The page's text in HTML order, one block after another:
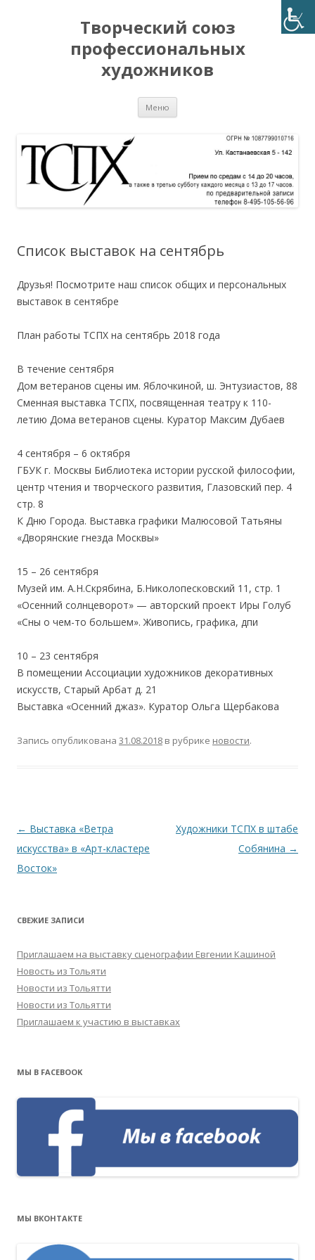
Творческий союз
профессиональных
художников
Меню
Список выставок на сентябрь
Друзья! Посмотрите наш список общих и персональных
выставок в сентябре
План работы ТСПХ на сентябрь 2018 года
В течение сентября
Дом ветеранов сцены им. Яблочкиной, ш. Энтузиастов, 88
Сменная выставка ТСПХ, посвященная театру к 110-
летию Дома ветеранов сцены. Куратор Максим Дубаев
4 сентября – 6 октября
ГБУК г. Москвы Библиотека истории русской философии,
центр чтения и творческого развития, Глазовский пер. 4
стр. 8
К Дню Города. Выставка графики Малюсовой Татьяны
«Дворянские гнезда Москвы»
15 – 26 сентября
Музей им. А.Н.Скрябина, Б.Николопесковский 11, стр. 1
«Осенний солнцеворот» — авторский проект Иры Голуб
«Сны о чем-то большем». Живопись, графика, дпи
10 – 23 сентября
В помещении Ассоциации художников декоративных
искусств, Старый Арбат д. 21
Выставка «Осенний джаз». Куратор Ольга Щербакова
Запись опубликована 31.08.2018 в рубрике новости.
Навигация
по
записям
← Выставка «Ветра
искусства» в «Арт-кластере
Восток»
Художники ТСПХ в штабе
Собянина →
СВЕЖИЕ ЗАПИСИ
Приглашаем на выставку сценографии Евгении Кашиной
Новость из Тольяти
Новости из Тольятти
Новости из Тольятти
Приглашаем к участию в выставках
МЫ В FACEBOOK
МЫ ВКОНТАКТЕ